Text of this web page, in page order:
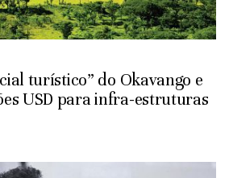
turístico” do Okavango e
USD para infra-estruturas